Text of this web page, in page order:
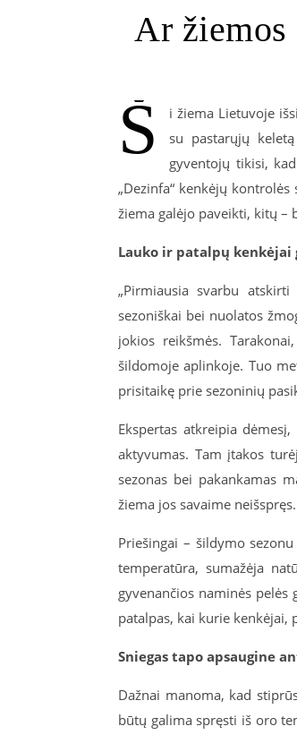
Ar žiemos
Š
i žiema Lietuvoje
su pastarųjų
gyventojų tikisi,
„Dezinfa“ kenkėjų
žiema galėjo paveikti, kitų –
Lauko ir patalpų kenkėjai
„Pirmiausia svarbu
sezoniškai bei nuolatos
jokios reikšmės.
šildomoje aplinkoje. Tuo
prisitaikę prie sezoninių
Ekspertas atkreipia
aktyvumas. Tam įtakos
sezonas bei pakankamas
žiema jos savaime neišspręs.
Priešingai – šildymo
temperatūra, sumažėja
gyvenančios naminės
patalpas, kai kurie kenkėjai,
Sniegas tapo apsaugine
Dažnai manoma, kad
būtų galima spręsti iš oro